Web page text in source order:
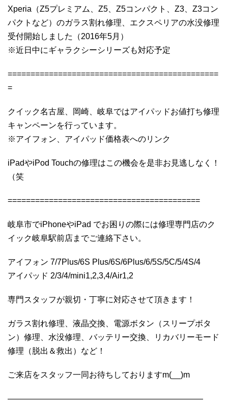
Xperia（Z5プレミアム、Z5、Z5コンパクト、Z3、Z3コン
パクトなど）のガラス割れ修理、エクスペリアの水没修理
受付開始しました（2016年5月）
※近日中にギャラクシーシリーズも対応予定
==============================================
=
クイック名古屋、岡崎、岐阜ではアイパッドお値打ち修理
キャンペーンを行っています。
※アイフォン、アイパッド価格表へのリンク
iPadやiPod Touchの修理はこの機会を是非お見逃しなく！
（笑
==========================================
岐阜市でiPhoneやiPad でお困りの際には修理専門店のク
イック岐阜駅前店までご連絡下さい。
アイフォン 7/7Plus/6S Plus/6S/6Plus/6/5S/5C/5/4S/4
アイパッド 2/3/4/mini1,2,3,4/Air1,2
専門スタッフが親切・丁寧に対応させて頂きます！
ガラス割れ修理、液晶交換、電源ボタン（スリープボタ
ン）修理、水没修理、バッテリー交換、リカバリーモード
修理（脱出＆救出）など！
ご来店をスタッフ一同お待ちしておりますm(__)m
————————————————————————